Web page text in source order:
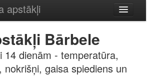
apstākļi
Bārbele
14 dienām - temperatūra,
nokrišņi, gaisa spiediens un